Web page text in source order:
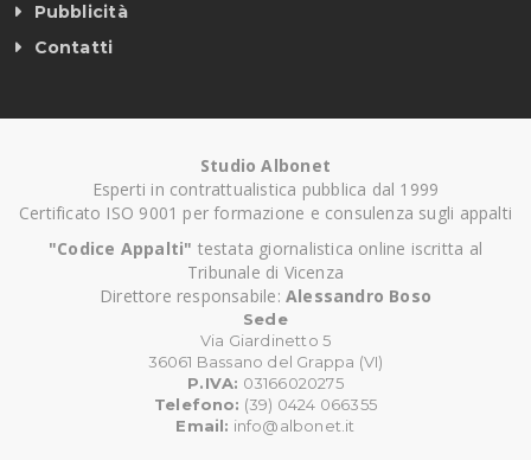
Pubblicità
Contatti
Studio Albonet
Esperti in contrattualistica pubblica dal 1999
Certificato ISO 9001 per formazione e consulenza sugli appalti
"Codice Appalti" testata giornalistica online iscritta al
Tribunale di Vicenza
Direttore responsabile: Alessandro Boso
Sede
Via Giardinetto 5
36061 Bassano del Grappa (VI)
P.IVA: 03166020275
Telefono: (39) 0424 066355
Email: info@albonet.it